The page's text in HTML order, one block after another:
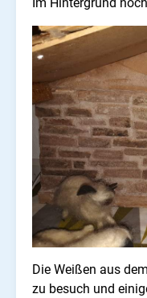
Die Weißen aus
zu besuch und